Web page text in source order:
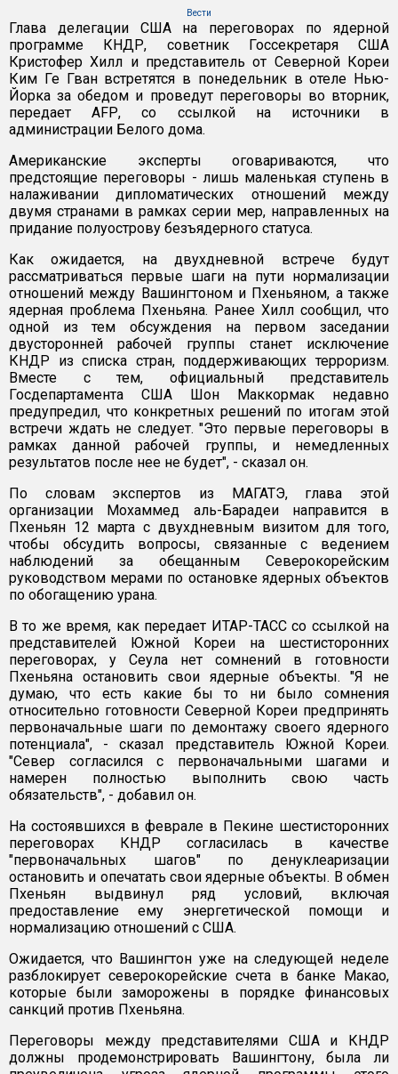
Вести
Глава делегации США на переговорах по ядерной
программе КНДР, советник Госсекретаря США
Кристофер Хилл и представитель от Северной Кореи
Ким Ге Гван встретятся в понедельник в отеле Нью-
Йорка за обедом и проведут переговоры во вторник,
передает АFР, со ссылкой на источники в
администрации Белого дома.
Американские эксперты оговариваются, что
предстоящие переговоры - лишь маленькая ступень в
налаживании дипломатических отношений между
двумя странами в рамках серии мер, направленных на
придание полуострову безъядерного статуса.
Как ожидается, на двухдневной встрече будут
рассматриваться первые шаги на пути нормализации
отношений между Вашингтоном и Пхеньяном, а также
ядерная проблема Пхеньяна. Ранее Хилл сообщил, что
одной из тем обсуждения на первом заседании
двусторонней рабочей группы станет исключение
КНДР из списка стран, поддерживающих терроризм.
Вместе с тем, официальный представитель
Госдепартамента США Шон Маккормак недавно
предупредил, что конкретных решений по итогам этой
встречи ждать не следует. "Это первые переговоры в
рамках данной рабочей группы, и немедленных
результатов после нее не будет", - сказал он.
По словам экспертов из МАГАТЭ, глава этой
организации Мохаммед аль-Барадеи направится в
Пхеньян 12 марта с двухдневным визитом для того,
чтобы обсудить вопросы, связанные с ведением
наблюдений за обещанным Северокорейским
руководством мерами по остановке ядерных объектов
по обогащению урана.
В то же время, как передает ИТАР-ТАСС со ссылкой на
представителей Южной Кореи на шестисторонних
переговорах, у Сеула нет сомнений в готовности
Пхеньяна остановить свои ядерные объекты. "Я не
думаю, что есть какие бы то ни было сомнения
относительно готовности Северной Кореи предпринять
первоначальные шаги по демонтажу своего ядерного
потенциала", - сказал представитель Южной Кореи.
"Север согласился с первоначальными шагами и
намерен полностью выполнить свою часть
обязательств", - добавил он.
На состоявшихся в феврале в Пекине шестисторонних
переговорах КНДР согласилась в качестве
"первоначальных шагов" по денуклеаризации
остановить и опечатать свои ядерные объекты. В обмен
Пхеньян выдвинул ряд условий, включая
предоставление ему энергетической помощи и
нормализацию отношений с США.
Ожидается, что Вашингтон уже на следующей неделе
разблокирует северокорейские счета в банке Макао,
которые были заморожены в порядке финансовых
санкций против Пхеньяна.
Переговоры между представителями США и КНДР
должны продемонстрировать Вашингтону, была ли